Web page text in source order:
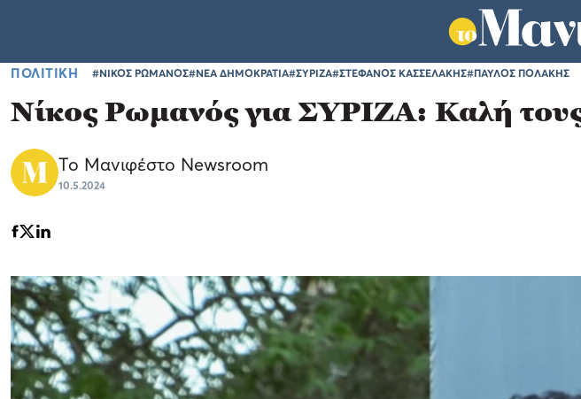
ΠΟΛΙΤΙΚΗ #ΝΙΚΟΣ ΡΩΜΑΝΟΣ#ΝΕΑ ΔΗΜΟΚΡΑΤΙΑ#ΣΥΡΙΖΑ#ΣΤΕΦΑΝΟΣ ΚΑΣΣΕΛΑΚΗΣ#ΠΑΥΛΟΣ ΠΟΛΑΚΗΣ
Νίκος Ρωμανός για ΣΥΡΙΖΑ: Καλή
Το Μανιφέστο Newsroom
10.5.2024